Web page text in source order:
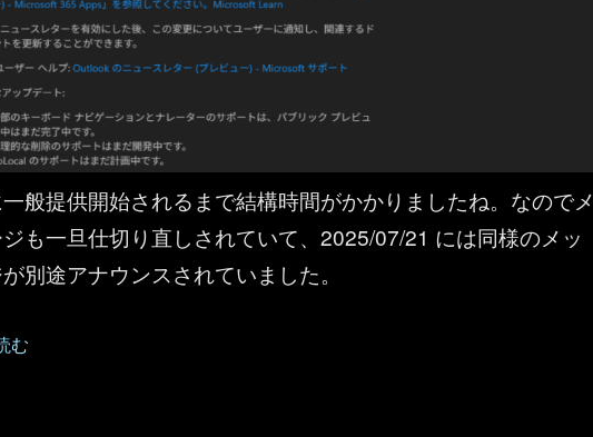
般提供開始されるまで結構時間がかかりましたね。なのでメ
も一旦仕切り直しされていて、2025/07/21 には同様のメッ
別途アナウンスされていました。
：ニュースレター機能が登場” の
む